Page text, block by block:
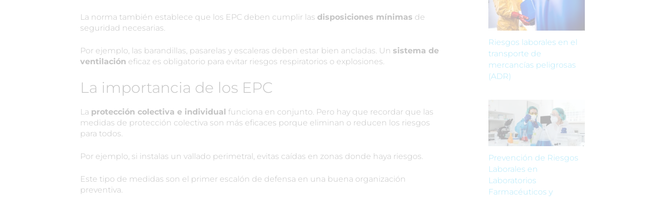
La norma también establece que los EPC deben cumplir las disposiciones mínimas de
seguridad necesarias.
Por ejemplo, las barandillas, pasarelas y escaleras deben estar bien ancladas. Un sistema de
ventilación eficaz es obligatorio para evitar riesgos respiratorios o explosiones.
La importancia de los EPC
La protección colectiva e individual funciona en conjunto. Pero hay que recordar que las
medidas de protección colectiva son más eficaces porque eliminan o reducen los riesgos
para todos.
Por ejemplo, si instalas un vallado perimetral, evitas caídas en zonas donde haya riesgos.
Este tipo de medidas son el primer escalón de defensa en una buena organización
preventiva.
Riesgos laborales en el
transporte de
mercancías peligrosas
(ADR)
Prevención de Riesgos
Laborales en
Laboratorios
Farmacéuticos y